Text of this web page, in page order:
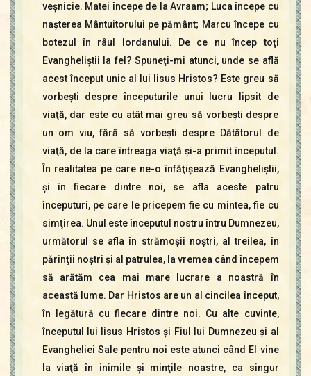
veşnicie. Matei începe de la Avraam; Luca începe cu
naşterea Mântuitorului pe pământ; Marcu începe cu
botezul în râul Iordanului. De ce nu încep toţi
Evangheliştii la fel? Spuneţi-mi atunci, unde se află
acest început unic al lui Iisus Hristos? Este greu să
vorbeşti despre începuturile unui lucru lipsit de
viaţă, dar este cu atât mai greu să vorbeşti despre
un om viu, fără să vorbeşti despre Dătătorul de
viaţă, de la care întreaga viaţă şi-a primit începutul.
În realitatea pe care ne-o înfăţişează Evangheliştii,
şi în fiecare dintre noi, se afla aceste patru
începuturi, pe care le pricepem fie cu mintea, fie cu
simţirea. Unul este începutul nostru întru Dumnezeu,
următorul se afla în strămoşii noştri, al treilea, în
părinţii noştri şi al patrulea, la vremea când începem
să arătăm cea mai mare lucrare a noastră în
această lume. Dar Hristos are un al cincilea început,
în legătură cu fiecare dintre noi. Cu alte cuvinte,
începutul lui Iisus Hristos şi Fiul lui Dumnezeu şi al
Evangheliei Sale pentru noi este atunci când El vine
la viaţă în inimile şi minţile noastre, ca singur